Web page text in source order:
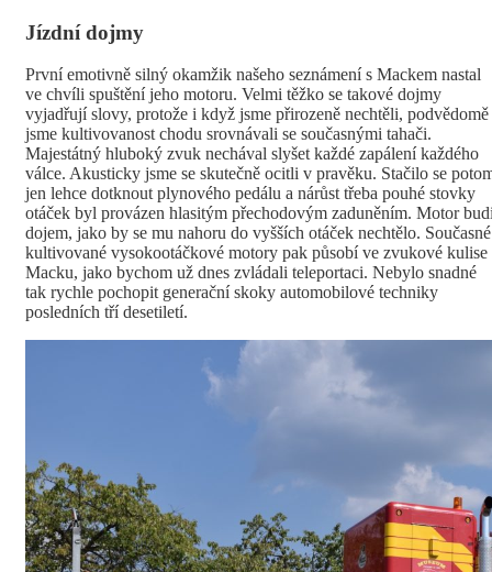
Jízdní dojmy
První emotivně silný okamžik našeho seznámení s Mackem nastal
ve chvíli spuštění jeho motoru. Velmi těžko se takové dojmy
vyjadřují slovy, protože i když jsme přirozeně nechtěli, podvědomě
jsme kultivovanost chodu srovnávali se současnými tahači.
Majestátný hluboký zvuk nechával slyšet každé zapálení každého
válce. Akusticky jsme se skutečně ocitli v pravěku. Stačilo se
jen lehce dotknout plynového pedálu a nárůst třeba pouhé stovky
otáček byl provázen hlasitým přechodovým zaduněním. Motor
dojem, jako by se mu nahoru do vyšších otáček nechtělo. Současné
kultivované vysokootáčkové motory pak působí ve zvukové kulise
Macku, jako bychom už dnes zvládali teleportaci. Nebylo snadné
tak rychle pochopit generační skoky automobilové techniky
posledních tří desetiletí.